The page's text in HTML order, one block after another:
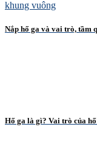
Nắp hố ga và vai trò, tầm
Hố ga là gì? Vai trò của